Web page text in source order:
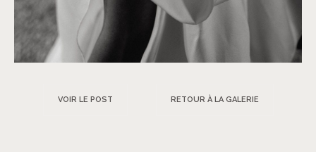
VOIR LE POST RETOUR À LA GALERIE